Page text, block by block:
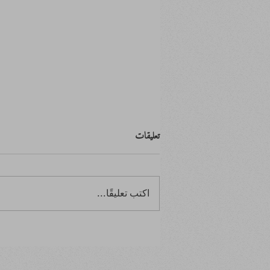
ابتدأ بصفر.. وانتهى بالصفر
تعليقات
اكتب تعليقًا...